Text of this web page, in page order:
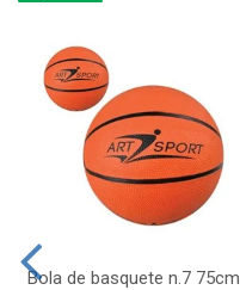
Bola de basquete n.7 75cm